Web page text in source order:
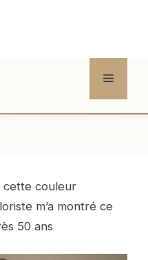
Menu
cette couleur
m’a montré ce
50 ans